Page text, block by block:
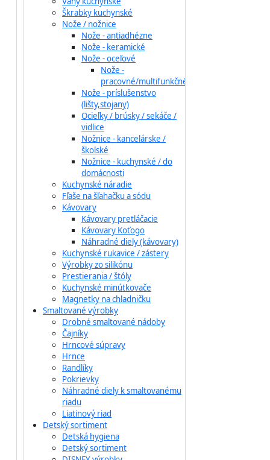
Škrabky kuchynské
Nože / nožnice
Nože - antiadhézne
Nože - keramické
Nože - oceľové
Nože -
pracovné/multifunkčné
Nože - príslušenstvo
(lišty,stojany)
Ocieľky / brúsky / sekáče /
vidlice
Nožnice - kancelárske /
školské
Nožnice - kuchynské / do
domácnosti
Kuchynské náradie
Fľaše na šľahačku a sódu
Kávovary
Kávovary pretláčacie
Kávovary Koťogo
Náhradné diely (kávovary)
Kuchynské rukavice / zástery
Výrobky zo silikónu
Prestierania / štóly
Kuchynské minútkovače
Magnetky na chladničku
Smaltované výrobky
Drobné smaltované nádoby
Čajníky
Hrncové súpravy
Hrnce
Randlíky
Pokrievky
Náhradné diely k smaltovanému
riadu
Liatinový riad
Detský sortiment
Detská hygiena
Detský sortiment